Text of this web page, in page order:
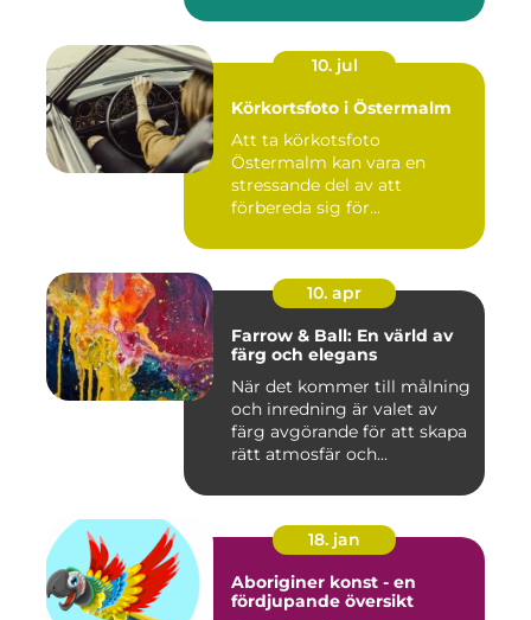
10. jul
Körkortsfoto i Östermalm
Att ta körkotsfoto
Östermalm kan vara en
stressande del av att
förbereda sig för...
10. apr
Farrow & Ball: En värld av
färg och elegans
När det kommer till målning
och inredning är valet av
färg avgörande för att skapa
rätt atmosfär och...
18. jan
Aboriginer konst - en
fördjupande översikt